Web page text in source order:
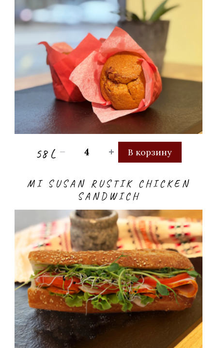
58 L В корзину
MI SUSAN RUSTIK CHICKEN
SANDWICH